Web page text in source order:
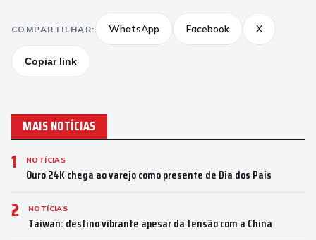
COMPARTILHAR: WhatsApp Facebook X
Copiar link
MAIS NOTÍCIAS
1 NOTÍCIAS
Ouro 24K chega ao varejo como presente de Dia dos Pais
2 NOTÍCIAS
Taiwan: destino vibrante apesar da tensão com a China